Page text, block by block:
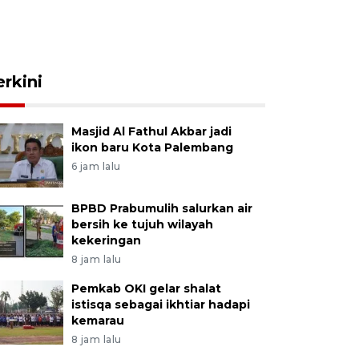
Masjid Al Fathul Akbar jadi
ikon baru Kota Palembang
6 jam lalu
BPBD Prabumulih salurkan air
bersih ke tujuh wilayah
kekeringan
8 jam lalu
Pemkab OKI gelar shalat
istisqa sebagai ikhtiar hadapi
kemarau
8 jam lalu